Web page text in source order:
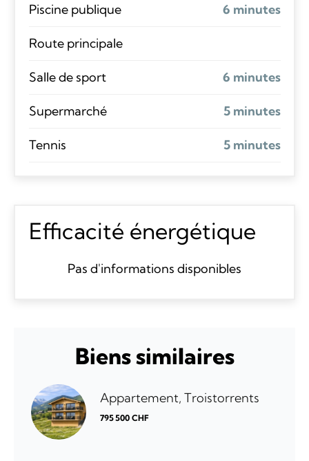
Piscine publique 6 minutes
Route principale
Salle de sport 6 minutes
Supermarché 5 minutes
Tennis 5 minutes
Efficacité énergétique
Pas d'informations disponibles
Biens similaires
Appartement, Troistorrents
795 500 CHF